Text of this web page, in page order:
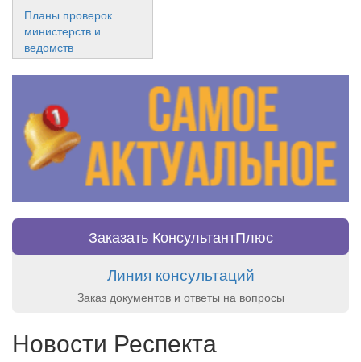
Планы проверок
министерств и
ведомств
Заказать КонсультантПлюс
Линия консультаций
Заказ документов и ответы на вопросы
Новости Респекта